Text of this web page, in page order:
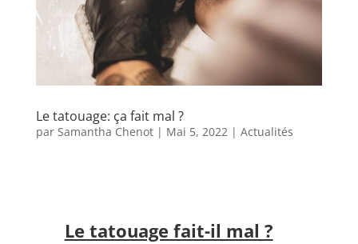
Le tatouage: ça fait mal ?
par Samantha Chenot| Mai 5, 2022| Actualités
Le tatouage fait-il mal ?